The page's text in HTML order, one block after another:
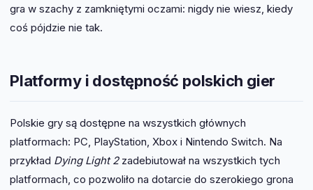
gra w szachy z zamkniętymi oczami: nigdy nie wiesz, kiedy
coś pójdzie nie tak.
Platformy i dostępność polskich gier
Polskie gry są dostępne na wszystkich głównych
platformach: PC, PlayStation, Xbox i Nintendo Switch. Na
przykład Dying Light 2zadebiutował na wszystkich tych
platformach, co pozwoliło na dotarcie do szerokiego grona